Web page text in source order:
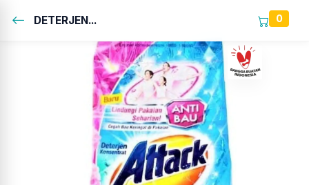
DETERJEN... 0